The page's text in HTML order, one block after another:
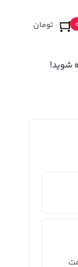
تومان 0
شوید!